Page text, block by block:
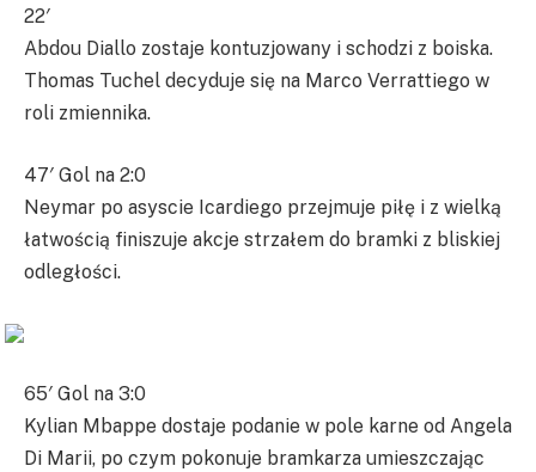
22′
Abdou Diallo zostaje kontuzjowany i schodzi z boiska.
Thomas Tuchel decyduje się na Marco Verrattiego w
roli zmiennika.
47′ Gol na 2:0
Neymar po asyscie Icardiego przejmuje piłę i z wielką
łatwością finiszuje akcje strzałem do bramki z bliskiej
odległości.
65′ Gol na 3:0
Kylian Mbappe dostaje podanie w pole karne od Angela
Di Marii, po czym pokonuje bramkarza umieszczając